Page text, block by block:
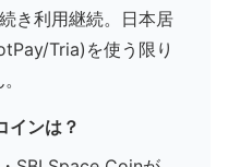
き利用継続。日本居
Tria)を使う限り
インは？